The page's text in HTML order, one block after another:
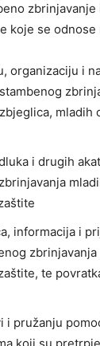
koje se odnose
organizaciju i
mladih
i drugih
informacija i
te
i pružanju